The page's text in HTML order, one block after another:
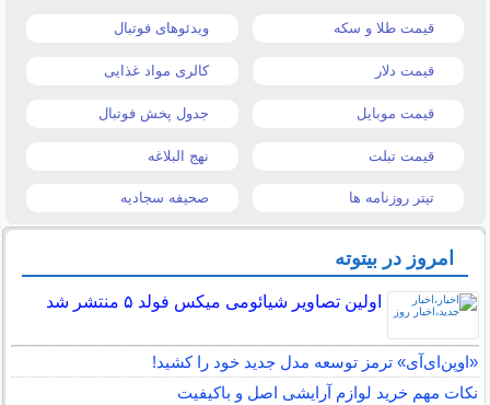
قیمت طلا و سکه ویدئوهای فوتبال
قیمت دلار کالری مواد غذایی
قیمت موبایل جدول پخش فوتبال
قیمت تبلت نهج البلاغه
تیتر روزنامه ها صحیفه سجادیه
امروز در بیتوته
اولین تصاویر شیائومی میکس فولد ۵ منتشر شد
«اوپن‌ای‌آی» ترمز توسعه مدل جدید خود را کشید!
نکات مهم خرید لوازم آرایشی اصل و باکیفیت